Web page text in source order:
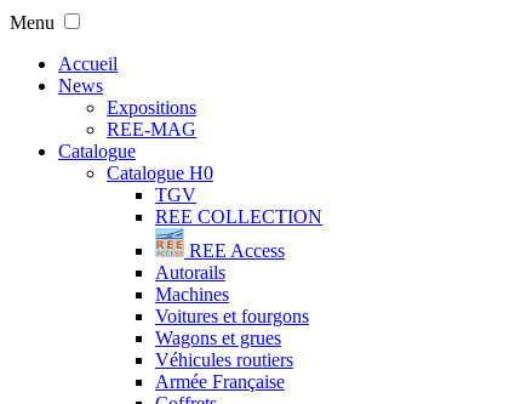
Menu
Accueil
News
Expositions
REE-MAG
Catalogue
Catalogue H0
TGV
REE COLLECTION
REE Access
Autorails
Machines
Voitures et fourgons
Wagons et grues
Véhicules routiers
Armée Française